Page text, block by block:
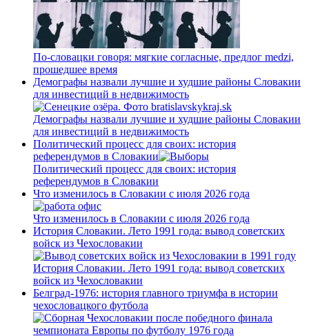
По-словацки говоря: мягкие согласные, предлог medzi,
прошедшее время
Демографы назвали лучшие и худшие районы Словакии
для инвестиций в недвижимость
Демографы назвали лучшие и худшие районы Словакии
для инвестиций в недвижимость
Политический процесс для своих: история
референдумов в Словакии
Политический процесс для своих: история
референдумов в Словакии
Что изменилось в Словакии с июля 2026 года
Что изменилось в Словакии с июля 2026 года
История Словакии. Лето 1991 года: вывод советских
войск из Чехословакии
История Словакии. Лето 1991 года: вывод советских
войск из Чехословакии
Белград-1976: история главного триумфа в истории
чехословацкого футбола